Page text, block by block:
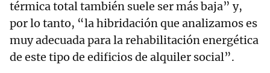
térmica total también suele ser más baja” y,
por lo tanto, “la hibridación que analizamos es
muy adecuada para la rehabilitación energética
de este tipo de edificios de alquiler social”.